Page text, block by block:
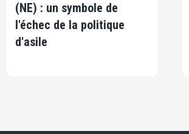
(NE) : un symbole de
l'échec de la politique
d'asile